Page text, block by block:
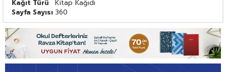
Kağıt Türü
Kitap Kağıdı
Sayfa Sayısı 360